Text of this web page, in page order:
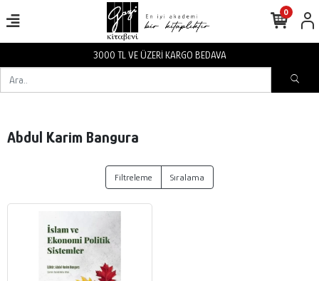
3000 TL VE ÜZERİ KARGO BEDAVA
0
Abdul Karim Bangura
Filtreleme Sıralama